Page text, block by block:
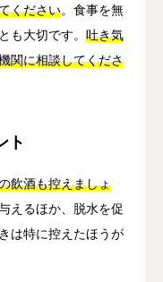
ください。食事を無
も大切です。 吐き気
関に相談してくださ
ト
飲酒も控えましょ
えるほか、脱水を促
は特に控えたほうが